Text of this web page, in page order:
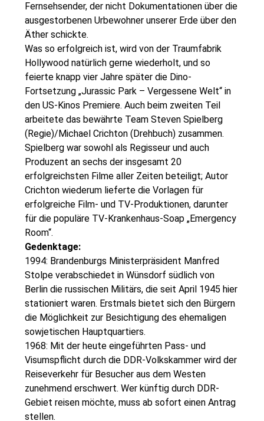
Fernsehsender, der nicht Dokumentationen über die
ausgestorbenen Urbewohner unserer Erde über den
Äther schickte.
Was so erfolgreich ist, wird von der Traumfabrik
Hollywood natürlich gerne wiederholt, und so
feierte knapp vier Jahre später die Dino-
Fortsetzung „Jurassic Park – Vergessene Welt“ in
den US-Kinos Premiere. Auch beim zweiten Teil
arbeitete das bewährte Team Steven Spielberg
(Regie)/Michael Crichton (Drehbuch) zusammen.
Spielberg war sowohl als Regisseur und auch
Produzent an sechs der insgesamt 20
erfolgreichsten Filme aller Zeiten beteiligt; Autor
Crichton wiederum lieferte die Vorlagen für
erfolgreiche Film- und TV-Produktionen, darunter
für die populäre TV-Krankenhaus-Soap „Emergency
Room“.
Gedenktage:
1994: Brandenburgs Ministerpräsident Manfred
Stolpe verabschiedet in Wünsdorf südlich von
Berlin die russischen Militärs, die seit April 1945 hier
stationiert waren. Erstmals bietet sich den Bürgern
die Möglichkeit zur Besichtigung des ehemaligen
sowjetischen Hauptquartiers.
1968: Mit der heute eingeführten Pass- und
Visumspflicht durch die DDR-Volkskammer wird der
Reiseverkehr für Besucher aus dem Westen
zunehmend erschwert. Wer künftig durch DDR-
Gebiet reisen möchte, muss ab sofort einen Antrag
stellen.